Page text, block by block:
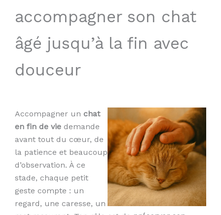
accompagner son chat
âgé jusqu’à la fin avec
douceur
Accompagner un chat
en fin de vie demande
avant tout du cœur, de
la patience et beaucoup
d’observation. À ce
stade, chaque petit
geste compte : un
regard, une caresse, un